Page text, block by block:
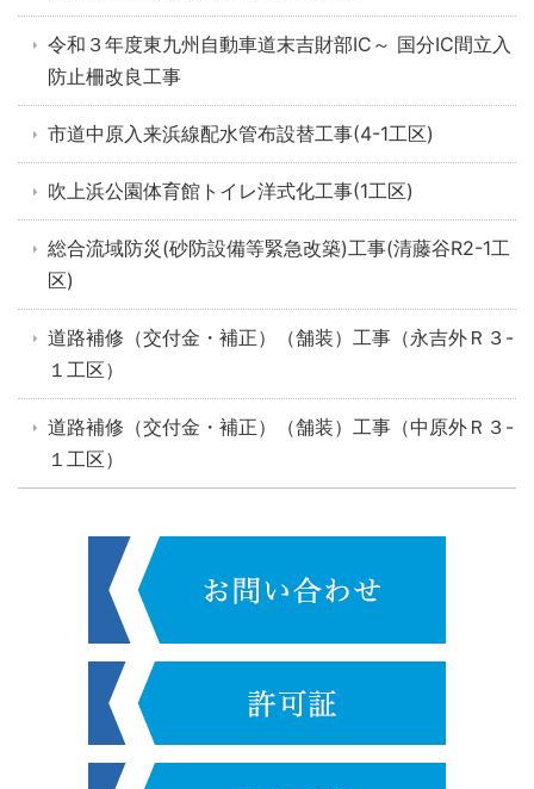
令和３年度東九州自動車道末吉財部IC～ 国分IC間立入
防止柵改良工事
市道中原入来浜線配水管布設替工事(4-1工区)
吹上浜公園体育館トイレ洋式化工事(1工区)
総合流域防災(砂防設備等緊急改築)工事(清藤谷R2-1工
区)
道路補修（交付金・補正）（舗装）工事（永吉外Ｒ３-
１工区）
道路補修（交付金・補正）（舗装）工事（中原外Ｒ３-
１工区）